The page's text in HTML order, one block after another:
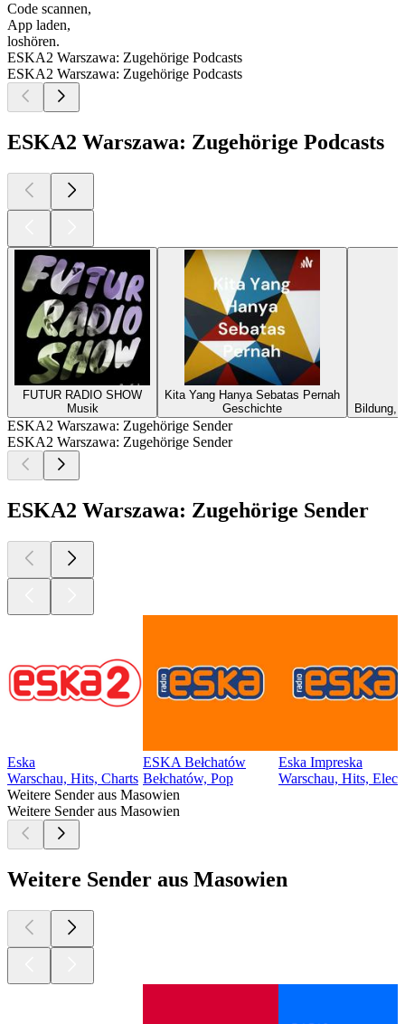
Code scannen,
App laden,
loshören.
ESKA2 Warszawa: Zugehörige Podcasts
ESKA2 Warszawa: Zugehörige Podcasts
ESKA2 Warszawa: Zugehörige Podcasts
FUTUR RADIO SHOW
Musik
Kita Yang Hanya Sebatas Pernah
Geschichte
Bildung,
ESKA2 Warszawa: Zugehörige Sender
ESKA2 Warszawa: Zugehörige Sender
ESKA2 Warszawa: Zugehörige Sender
Eska
Warschau, Hits, Charts
ESKA Bełchatów
Bełchatów, Pop
Eska Impreska
Warschau, Hits,
Weitere Sender aus Masowien
Weitere Sender aus Masowien
Weitere Sender aus Masowien